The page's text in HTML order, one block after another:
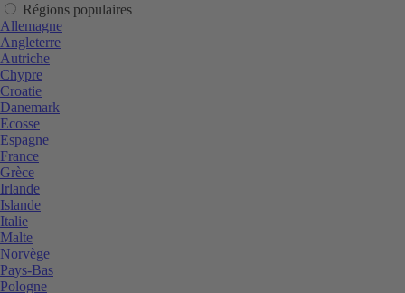
Régions populaires
Allemagne
Angleterre
Autriche
Chypre
Croatie
Danemark
Ecosse
Espagne
France
Grèce
Irlande
Islande
Italie
Malte
Norvège
Pays-Bas
Pologne